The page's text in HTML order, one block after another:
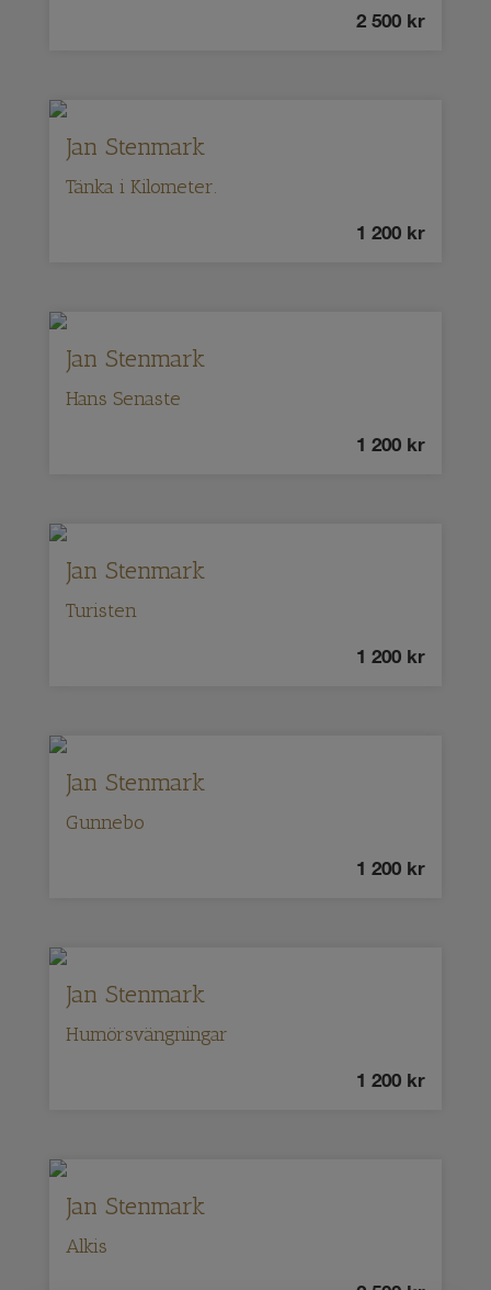
2 500 kr
Jan Stenmark
Tänka i Kilometer.
1 200 kr
Jan Stenmark
Hans Senaste
1 200 kr
Jan Stenmark
Turisten
1 200 kr
Jan Stenmark
Gunnebo
1 200 kr
Jan Stenmark
Humörsvängningar
1 200 kr
Jan Stenmark
Alkis